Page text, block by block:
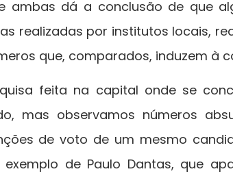
ambas dá a conclusão de que
realizadas por institutos locais,
que, comparados, induzem à
feita na capital onde se
mas observamos números
de voto de um mesmo
de Paulo Dantas, que